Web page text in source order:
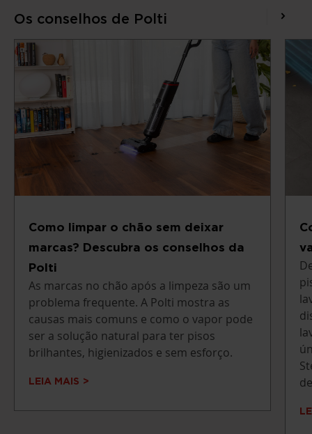
Os conselhos de Polti
Como limpar o chão sem deixar
marcas? Descubra os conselhos da
Polti
As marcas no chão após a limpeza são um
problema frequente. A Polti mostra as
causas mais comuns e como o vapor pode
ser a solução natural para ter pisos
brilhantes, higienizados e sem esforço.
LEIA MAIS